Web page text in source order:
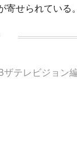
せられている。
テレビジョン